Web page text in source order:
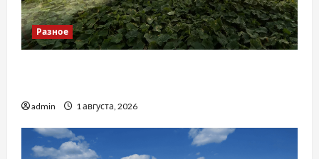
Разное
admin 1 августа, 2026